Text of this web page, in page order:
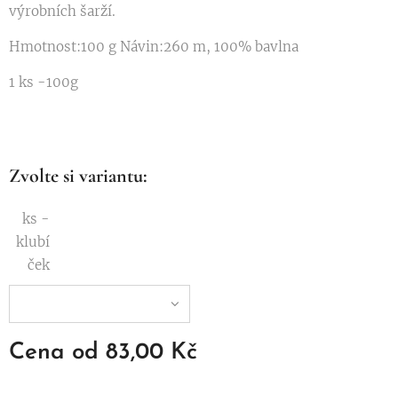
výrobních šarží.
Hmotnost:100 g Návin:260 m, 100% bavlna
1 ks -100g
Zvolte si variantu:
ks -
klubí
ček
Cena od 83,00 Kč